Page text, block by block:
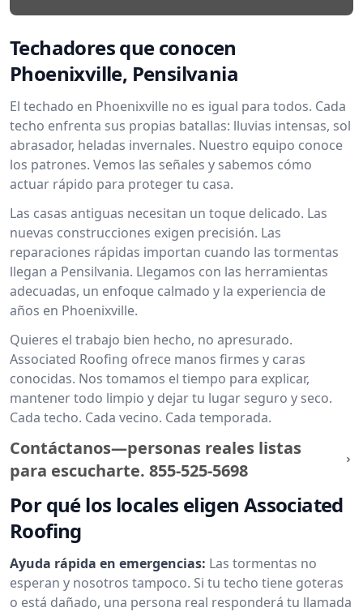
Techadores que conocen
Phoenixville, Pensilvania
El techado en Phoenixville no es igual para todos. Cada
techo enfrenta sus propias batallas: lluvias intensas, sol
abrasador, heladas invernales. Nuestro equipo conoce
los patrones. Vemos las señales y sabemos cómo
actuar rápido para proteger tu casa.
Las casas antiguas necesitan un toque delicado. Las
nuevas construcciones exigen precisión. Las
reparaciones rápidas importan cuando las tormentas
llegan a Pensilvania. Llegamos con las herramientas
adecuadas, un enfoque calmado y la experiencia de
años en Phoenixville.
Quieres el trabajo bien hecho, no apresurado.
Associated Roofing ofrece manos firmes y caras
conocidas. Nos tomamos el tiempo para explicar,
mantener todo limpio y dejar tu lugar seguro y seco.
Cada techo. Cada vecino. Cada temporada.
Contáctanos—personas reales listas
para escucharte. 855-525-5698
Por qué los locales eligen Associated
Roofing
Ayuda rápida en emergencias: Las tormentas no
esperan y nosotros tampoco. Si tu techo tiene goteras
o está dañado, una persona real responderá tu llamada